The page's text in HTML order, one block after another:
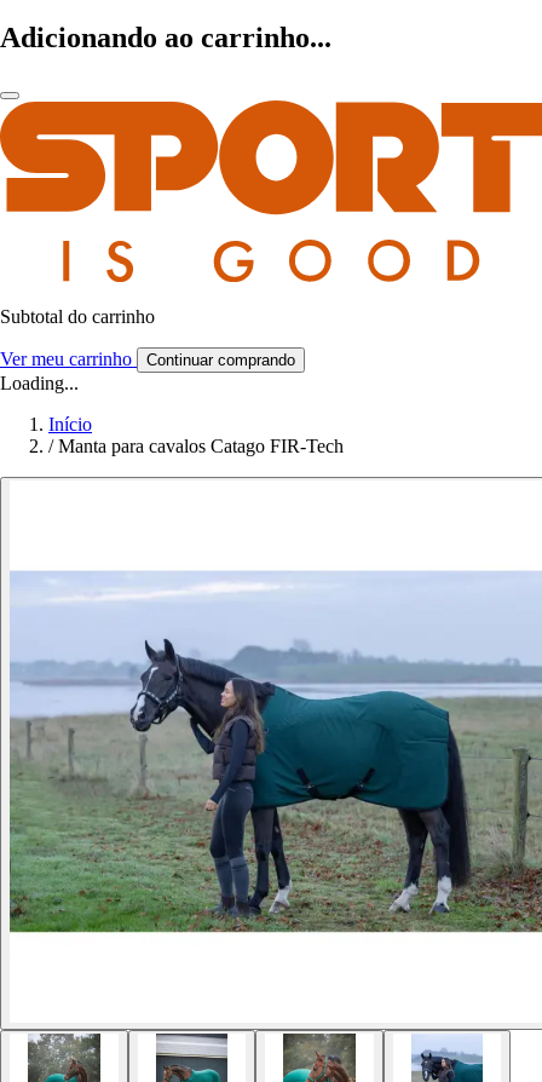
Adicionando ao carrinho...
Subtotal do carrinho
Ver meu carrinho Continuar comprando
Loading...
Início
/ Manta para cavalos Catago FIR-Tech